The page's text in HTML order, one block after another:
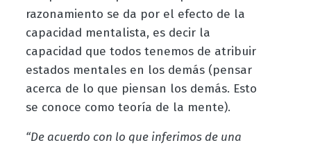
razonamiento se da por el efecto de la
capacidad mentalista, es decir la
capacidad que todos tenemos de atribuir
estados mentales en los demás (pensar
acerca de lo que piensan los demás. Esto
se conoce como teoría de la mente).
“De acuerdo con lo que inferimos de una